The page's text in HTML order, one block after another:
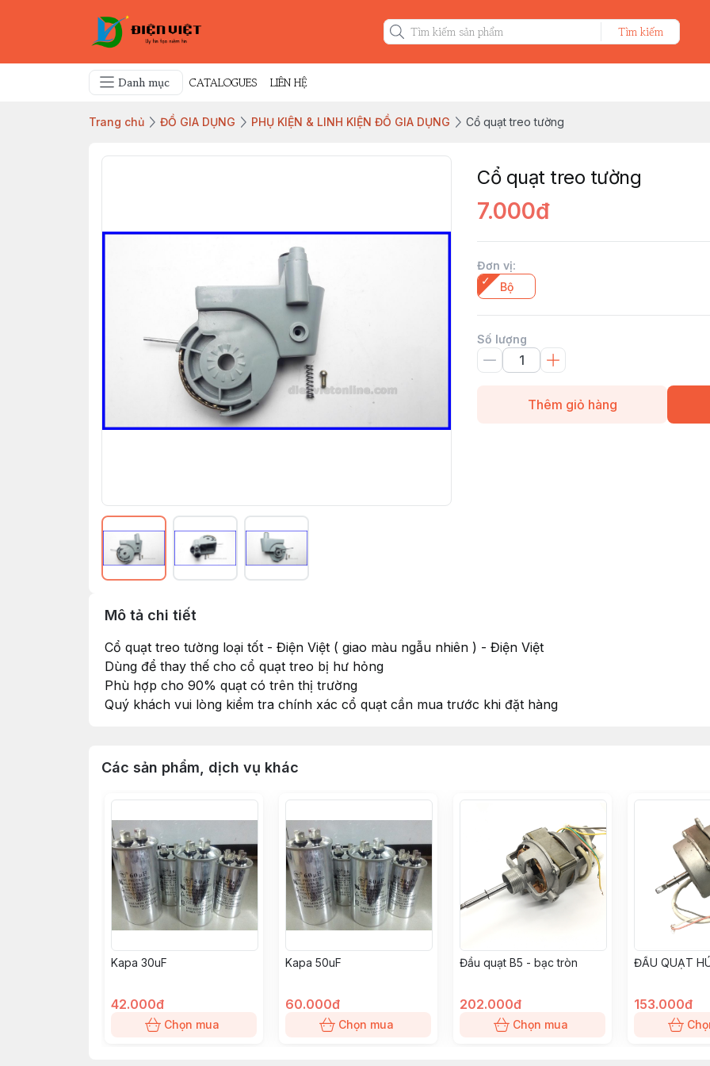
Tìm kiếm
Danh mục CATALOGUES LIÊN HỆ
Trang chủ ĐỒ GIA DỤNG PHỤ KIỆN & LINH KIỆN ĐỒ GIA DỤNG Cổ quạt treo tường
Cổ quạt treo tường
7.000đ
Đơn vị:
Bộ
Số lượng
Thêm giỏ hàng
Mô tả chi tiết
Cổ quạt treo tường loại tốt - Điện Việt ( giao màu ngẫu nhiên ) - Điện Việt
Dùng để thay thế cho cổ quạt treo bị hư hỏng
Phù hợp cho 90% quạt có trên thị trường
Quý khách vui lòng kiểm tra chính xác cổ quạt cần mua trước khi đặt hàng
Các sản phẩm, dịch vụ khác
Kapa 30uF
42.000đ
Chọn mua
Kapa 50uF
60.000đ
Chọn mua
Đầu quạt B5 - bạc tròn
202.000đ
Chọn mua
ĐẦU QUẠT
153.000đ